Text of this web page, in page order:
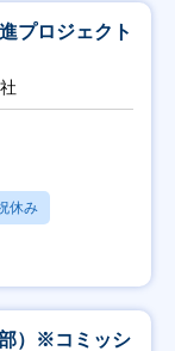
プロジェクト
休み
）※コミッシ